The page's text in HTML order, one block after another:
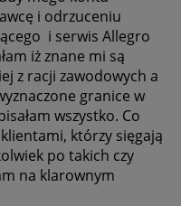
i odrzuceniu
i serwis Allegro
iż znane mi są
z racji zawodowych a
granice w
wszystko. Co
którzy sięgają
po takich czy
na klarownym